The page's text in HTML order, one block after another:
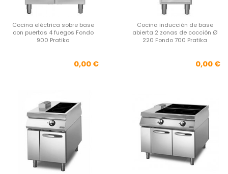
Cocina eléctrica sobre base
con puertas 4 fuegos Fondo
900 Pratika
Precio
0,00 €
Cocina inducción de base
abierta 2 zonas de cocción Ø
220 Fondo 700 Pratika
0,00 €